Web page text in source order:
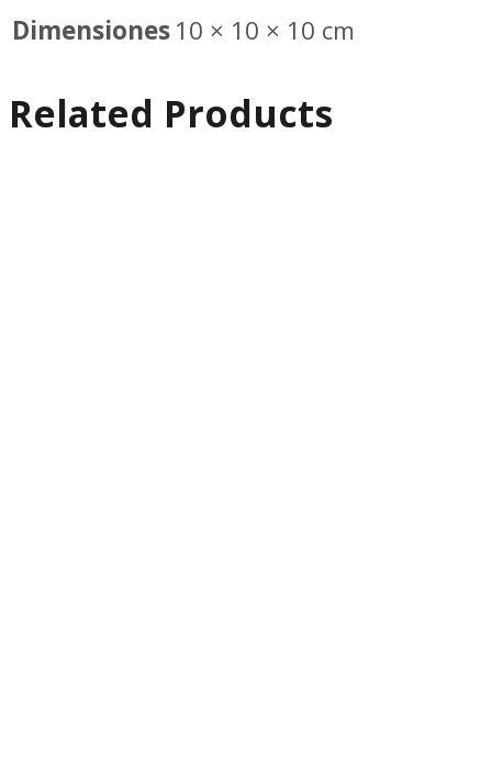
Dimensiones10 × 10 × 10 cm
Related Products